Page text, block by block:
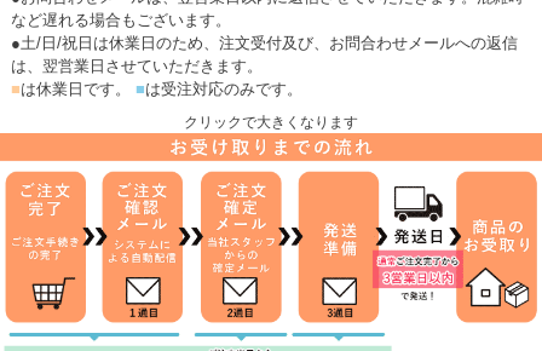
など遅れる場合もございます。
●土/日/祝日は休業日のため、注文受付及び、お問合わせメールへの返信
は、翌営業日させていただきます。
■は休業日です。 ■は受注対応のみです。
クリックで大きくなります